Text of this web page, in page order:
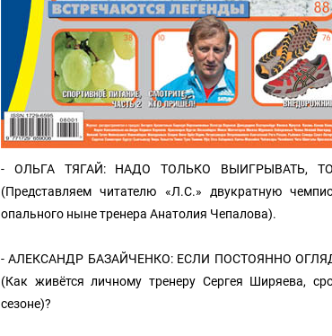
- ОЛЬГА ТЯГАЙ: НАДО ТОЛЬКО ВЫИГРЫВАТЬ,
(Представляем читателю «Л.С.» двукратную
опального ныне тренера Анатолия Чепалова).
- АЛЕКСАНДР БАЗАЙЧЕНКО: ЕСЛИ ПОСТОЯННО
(Как живётся личному тренеру Сергея Ширяева,
сезоне)?